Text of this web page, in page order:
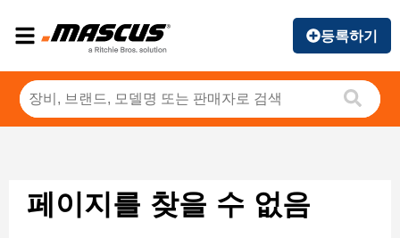
등록하기
페이지를 찾을 수 없음